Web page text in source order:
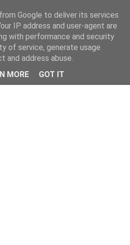
Menu
Google to deliver its services
IP address and user-agent are
with performance and security
of service, generate usage
address abuse.
MORE
GOT IT